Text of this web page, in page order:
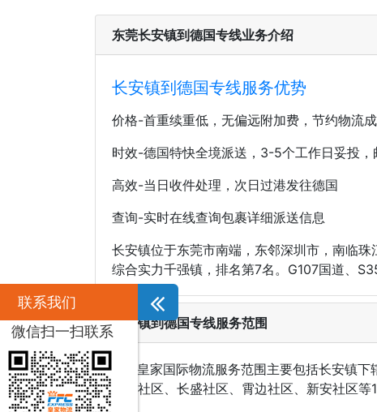
东莞长安镇到德国专线业务介绍
长安镇到德国专线服务优势
价格-首重续重低，无偏远附加费，节约物流
时效-德国特快全境派送，3-5个工作日妥投，
高效-当日收件处理，次日过港发往德国
查询-实时在线查询包裹详细派送信息
长安镇位于东莞市南端，东邻深圳市，南临
综合实力千强镇，排名第7名。G107国道、
长安镇到德国专线服务范围
PFC皇家国际物流服务范围主要包括长安镇
咸西社区、长盛社区、霄边社区、新安社区等
联系我们
微信扫一扫联系